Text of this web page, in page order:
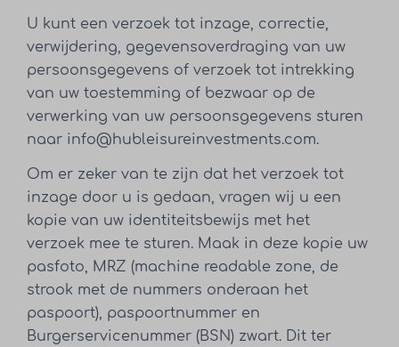
U kunt een verzoek tot inzage, correctie,
verwijdering, gegevensoverdraging van uw
persoonsgegevens of verzoek tot intrekking
van uw toestemming of bezwaar op de
verwerking van uw persoonsgegevens sturen
naar info@hubleisureinvestments.com.
Om er zeker van te zijn dat het verzoek tot
inzage door u is gedaan, vragen wij u een
kopie van uw identiteitsbewijs met het
verzoek mee te sturen. Maak in deze kopie uw
pasfoto, MRZ (machine readable zone, de
strook met de nummers onderaan het
paspoort), paspoortnummer en
Burgerservicenummer (BSN) zwart. Dit ter